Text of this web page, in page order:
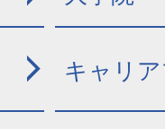
キャリ